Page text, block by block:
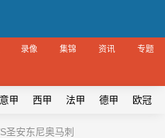
录像 集锦 资讯 专题
意甲 西甲 法甲 德甲 欧冠
圣安东尼奥马刺